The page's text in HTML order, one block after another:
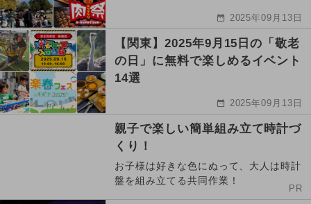
2025年09月13日
【関東】2025年9月15日の「敬老
の日」に無料で楽しめるイベント
14選
2025年09月13日
親子で楽しい簡単組み立て時計づ
くり！
お子様は好きな色にぬって、大人は時計
盤を組み立てる共同作業！
PR